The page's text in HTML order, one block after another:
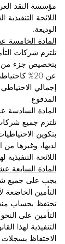
مؤسسة النقد
اللائحة التنفيذية
الوديعة.
المادة الخامسة
تلتزم شركات
بتخصيص جزء من
عن 20%
المدفوع.
المادة السادسة
تلتزم جميع
بتكوين
لديها، وغيرها من
اللائحة التنفيذية
المادة السابعة
يجب على جميع
التأمين الخاضعة
تحتفظ بحساب
التأمين على
التنفيذية لهذا
الاحتفاظ بسجلات